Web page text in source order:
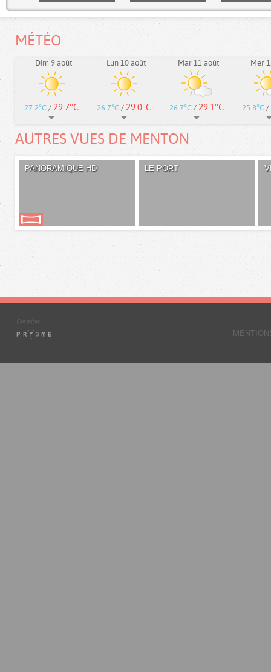
MÉTÉO
Dim 9 août
27.2°C / 29.7°C
Lun 10 août
26.7°C / 29.0°C
Mar 11 août
26.7°C / 29.1°C
Mer
25.8°C /
AUTRES VUES DE MENTON
PANORAMIQUE HD LE PORT